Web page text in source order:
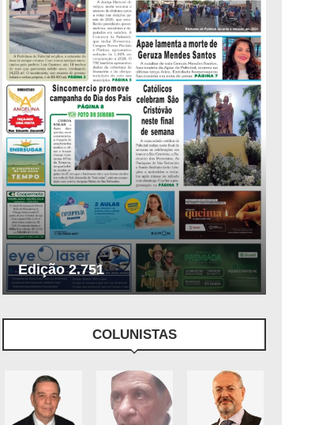
Edição 2.751
COLUNISTAS